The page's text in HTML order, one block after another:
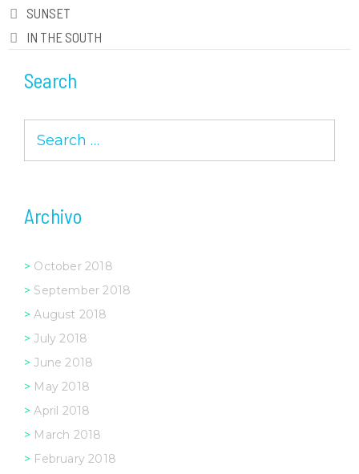
Post
navigation
SUNSET
IN THE SOUTH
Search
for:
Archivo
October 2018
September 2018
August 2018
July 2018
June 2018
May 2018
April 2018
March 2018
February 2018